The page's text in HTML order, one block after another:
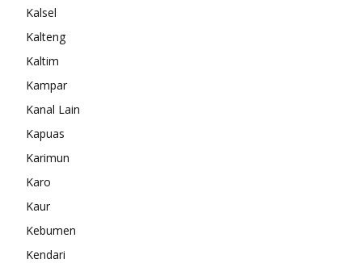
Kalsel
Kalteng
Kaltim
Kampar
Kanal Lain
Kapuas
Karimun
Karo
Kaur
Kebumen
Kendari